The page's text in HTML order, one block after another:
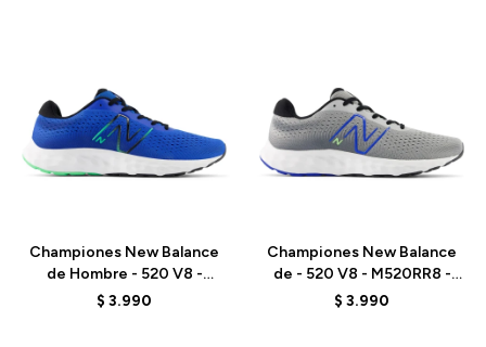
Championes New Balance
de Hombre - 520 V8 -
M520RG8 - BLUEOASI
$ 3.990
Championes New Balance
de - 520 V8 - M520RR8 -
SHADOW GREY
$ 3.990